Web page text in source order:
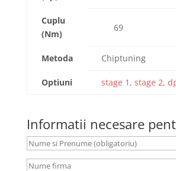
Cuplu
(Nm)
69
Metoda Chiptuning
Optiuni stage 1, stage 2,
Informatii necesare